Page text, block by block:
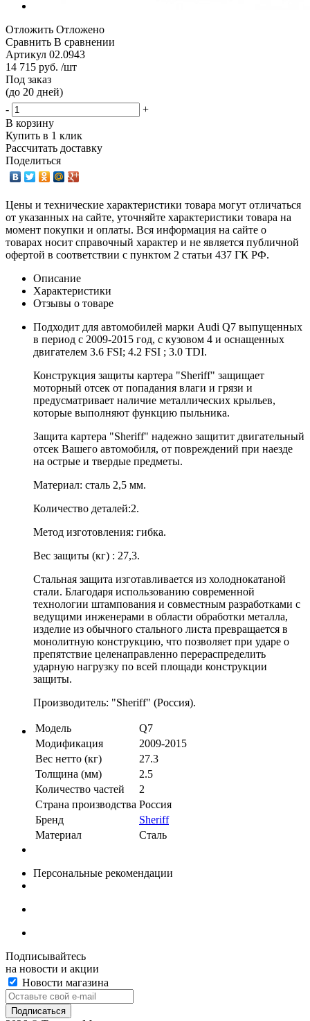
Отложить Отложено
Сравнить В сравнении
Артикул 02.0943
14 715 руб. /шт
Под заказ
(до 20 дней)
-
+
В корзину
Купить в 1 клик
Рассчитать доставку
Поделиться
Цены и технические характеристики товара могут отличаться
от указанных на сайте, уточняйте характеристики товара на
момент покупки и оплаты. Вся информация на сайте о
товарах носит справочный характер и не является публичной
офертой в соответствии с пунктом 2 статьи 437 ГК РФ.
Описание
Характеристики
Отзывы о товаре
Подходит для автомобилей марки Audi Q7 выпущенных
в период с 2009-2015 год, с кузовом 4 и оснащенных
двигателем 3.6 FSI; 4.2 FSI ; 3.0 TDI.
Конструкция защиты картера "Sheriff" защищает
моторный отсек от попадания влаги и грязи и
предусматривает наличие металлических крыльев,
которые выполняют функцию пыльника.
Защита картера "Sheriff" надежно защитит двигательный
отсек Вашего автомобиля, от повреждений при наезде
на острые и твердые предметы.
Материал: сталь 2,5 мм.
Количество деталей:2.
Метод изготовления: гибка.
Вес защиты (кг) : 27,3.
Стальная защита изготавливается из холоднокатаной
стали. Благодаря использованию современной
технологии штампования и совместным разработками с
ведущими инженерами в области обработки металла,
изделие из обычного стального листа превращается в
монолитную конструкцию, что позволяет при ударе о
препятствие целенаправленно перераспределить
ударную нагрузку по всей площади конструкции
защиты.
Производитель: "Sheriff" (Россия).
Модель
Q7
Модификация
2009-2015
Вес нетто (кг)
27.3
Толщина (мм)
2.5
Количество частей
2
Страна производства Россия
Бренд
Sheriff
Материал
Сталь
Персональные рекомендации
Подписывайтесь
на новости и акции
Новости магазина